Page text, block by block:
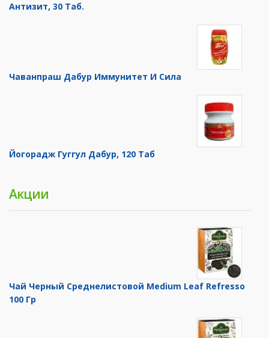
Антизит, 30 Таб.
Чаванпраш Дабур Иммунитет И Сила
Йогорадж Гуггул Дабур, 120 Таб
Акции
Чай Черный Среднелистовой Medium Leaf Refresso
100 Гр